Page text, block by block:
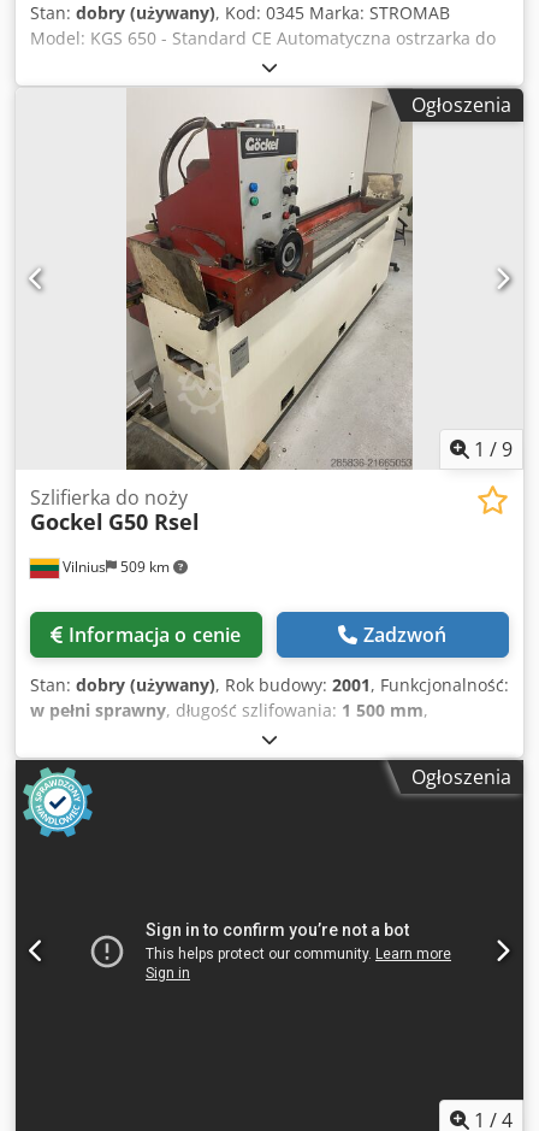
Stan: dobry (używany), Kod: 0345 Marka: STROMAB
Model: KGS 650 - Standard CE Automatyczna ostrzarka do
noży strugarskich, ostrzy nożowych oraz narzędzi prostych
– Standard CE Dane techniczne: Maksymalna długość
robocza: 650 mm Moc silnika szlifierki: 0,75 KM Zewnętrzna
średnica tarczy szlifierskiej: 127 mm Posuw tarczy
szlifierskiej na skok: 0,01/0,05 mm Moc silnika posuwu
wózka: 0,15 KM Prędkość posuwu wózka: 12,5 m/min
Dedpfxsyxf Tte Ad Rjkr Pochylana jednostka silnika tarczy
szlifierskiej Podstawa z półkami na narzędzia Wymiary
całkowite (mm): 1200 x 500 x 1300 (wysokość) Waga: 103 kg
Ogłoszenia
1 /9
Vilnius 509 km
Szlifierka do noży
Gockel G50 Rsel
Informacja o cenie Zadzwoń
Stan: dobry (używany), Rok budowy: 2001, Funkcjonalność:
w pełni sprawny, długość szlifowania: 1 500 mm,
160 mm
szlifierskiej:200 mm, szerokość ściernicy:160 mm, Gockel
G50 Rsel – szlifierka do noży. Rok produkcji: 2001 Długość
obszaru roboczego: 1500 mm Djdpfsyzgk Ssx Ad Rskr
Szerokość obszaru roboczego: 160 mm Uchwyt noża z
Ogłoszenia
1 /4